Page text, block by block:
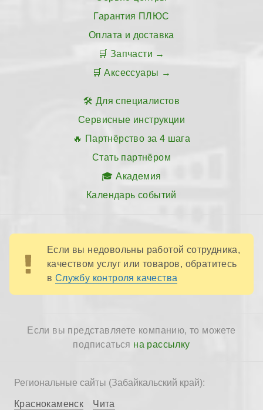
Гарантия ПЛЮС
Оплата и доставка
Запчасти
Аксессуары
Для специалистов
Сервисные инструкции
Партнёрство за 4 шага
Стать партнёром
Академия
Календарь событий
Если вы недовольны работой сотрудника,
качеством услуг или товаров, обратитесь
в Службу контроля качества
Если вы представляете компанию, то можете
подписаться на рассылку
Региональные сайты (Забайкальский край):
Краснокаменск Чита